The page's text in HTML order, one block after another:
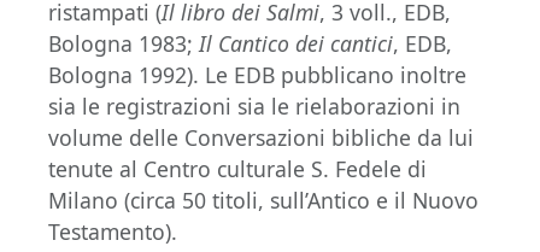
ristampati (Il libro dei Salmi, 3 voll., EDB,
Bologna 1983;Il Cantico dei cantici, EDB,
Bologna 1992). Le EDB pubblicano inoltre
sia le registrazioni sia le rielaborazioni in
volume delle Conversazioni bibliche da lui
tenute al Centro culturale S. Fedele di
Milano (circa 50 titoli, sull’Antico e il Nuovo
Testamento).